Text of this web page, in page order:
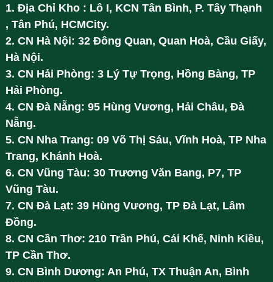
1. Địa Chỉ Kho : Lô I, KCN Tân Bình, P. Tây Thạnh
, Tân Phú, HCMCity.
2. CN Hà Nội: 32 Đông Quan, Quan Hoà, Cầu Giấy,
Hà Nội.
3. CN Hải Phòng: 3 Lý Tự Trọng, Hồng Bàng, TP
Hải Phòng.
4. CN Đà Nẵng: 95 Hùng Vương, Hải Châu, Đà
Nẵng.
5. CN Nha Trang: 09 Võ Thị Sáu, Vĩnh Hoà, TP Nha
Trang, Khánh Hoà.
6. CN Vũng Tàu: 30 Trương Văn Bang, P7, TP
Vũng Tàu.
7. CN Đà Lạt: 39 Hùng Vương, TP Đà Lạt, Lâm
Đồng.
8. CN Cần Thơ: 210 Trần Phú, Cái Khế, Ninh Kiều,
TP Cần Thơ.
9. CN Bình Dương: An Phú, TX Thuận An, Bình